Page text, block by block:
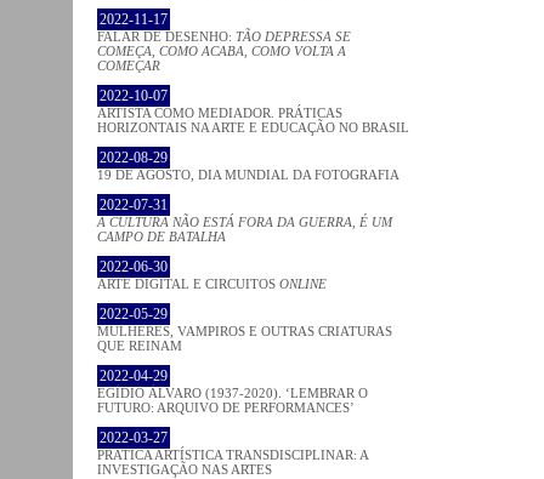
2022-11-17
FALAR DE DESENHO: TÃO DEPRESSA SE
COMEÇA, COMO ACABA, COMO VOLTA A
COMEÇAR
2022-10-07
ARTISTA COMO MEDIADOR. PRÁTICAS
HORIZONTAIS NA ARTE E EDUCAÇÃO NO BRASIL
2022-08-29
19 DE AGOSTO, DIA MUNDIAL DA FOTOGRAFIA
2022-07-31
A CULTURA NÃO ESTÁ FORA DA GUERRA, É UM
CAMPO DE BATALHA
2022-06-30
ARTE DIGITAL E CIRCUITOS ONLINE
2022-05-29
MULHERES, VAMPIROS E OUTRAS CRIATURAS
QUE REINAM
2022-04-29
EGÍDIO ÁLVARO (1937-2020). ‘LEMBRAR O
FUTURO: ARQUIVO DE PERFORMANCES’
2022-03-27
PRATICA ARTÍSTICA TRANSDISCIPLINAR: A
INVESTIGAÇÃO NAS ARTES